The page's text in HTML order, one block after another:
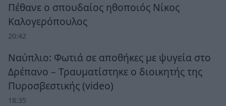
Πέθανε ο σπουδαίος ηθοποιός Νίκος
Καλογερόπουλος
20:42
Ναύπλιο: Φωτιά σε αποθήκες με ψυγεία στο
Δρέπανο – Τραυματίστηκε ο διοικητής της
Πυροσβεστικής (video)
18:35